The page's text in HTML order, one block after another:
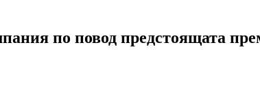
по повод предстоящата